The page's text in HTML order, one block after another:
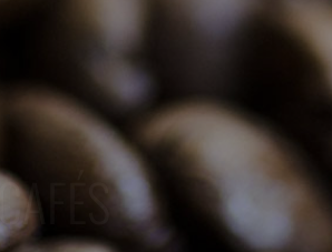
CRUS, MOULU OU EN GRAINS.